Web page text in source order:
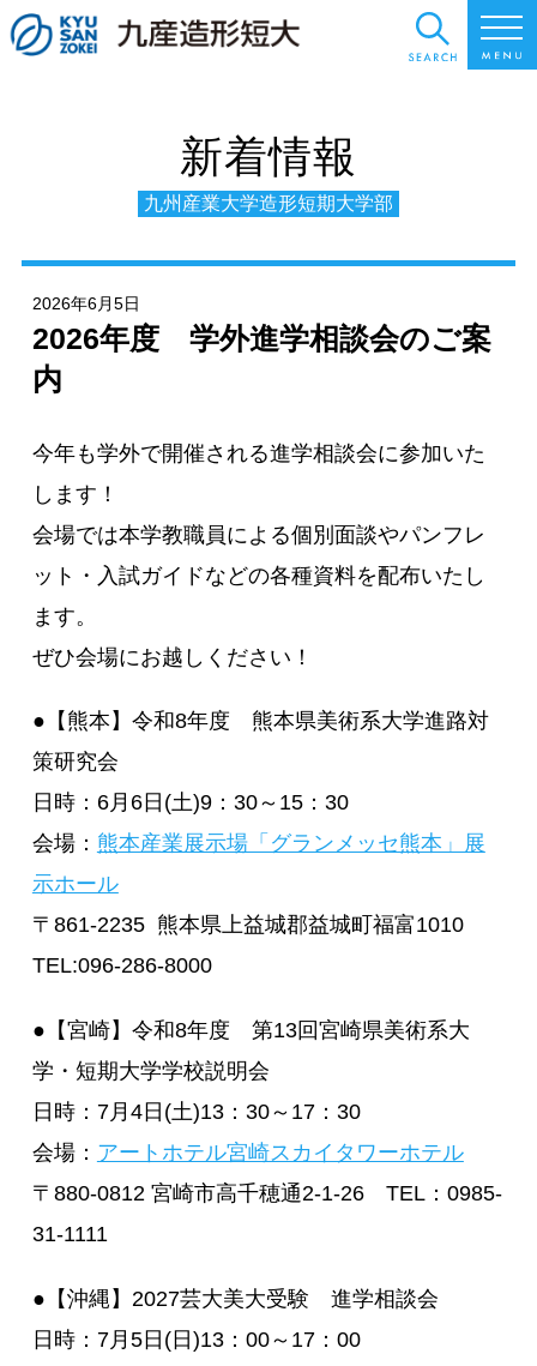
新着情報
九州産業大学造形短期大学部
2026年6月5日
2026年度 学外進学相談会のご案
内
今年も学外で開催される進学相談会に参加いた
します！
会場では本学教職員による個別面談やパンフレ
ット・入試ガイドなどの各種資料を配布いたし
ます。
ぜひ会場にお越しください！
●【熊本】令和8年度 熊本県美術系大学進路対
策研究会
日時：6月6日(土)9：30～15：30
会場： 熊本産業展示場「グランメッセ熊本」展
示ホール
〒861-2235 熊本県上益城郡益城町福富1010
TEL:096-286-8000
●【宮崎】令和8年度 第13回宮崎県美術系大
学・短期大学学校説明会
日時：7月4日(土)13：30～17：30
会場： アートホテル宮崎スカイタワーホテル
〒880-0812 宮崎市高千穂通2-1-26 TEL：0985-
31-1111
●【沖縄】2027芸大美大受験 進学相談会
日時：7月5日(日)13：00～17：00